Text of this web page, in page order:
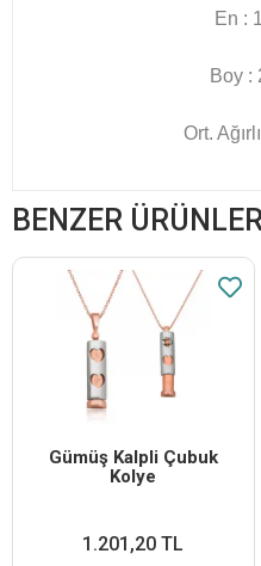
En :
Boy :
Ort.
BENZER ÜRÜNLER
Gümüş Kalpli Çubuk
Kolye
1.201,20 TL